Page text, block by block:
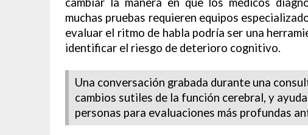
muchas pruebas requieren equipos
evaluar el ritmo de habla podría ser una
identificar el riesgo de deterioro cognitivo.
Una conversación grabada durante una
cambios sutiles de la función cerebral, y
personas para evaluaciones más profundas